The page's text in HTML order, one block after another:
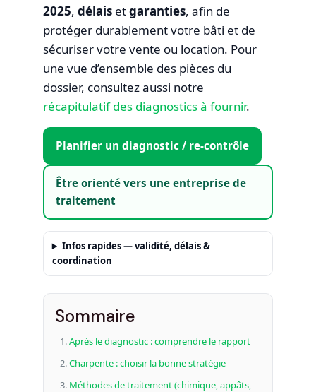
2025, délaisetgaranties, afin de
protéger durablement votre bâti et de
sécuriser votre vente ou location. Pour
une vue d’ensemble des pièces du
dossier, consultez aussi notre
récapitulatif des diagnostics à fournir.
Planifier un diagnostic / re‑contrôle
Être orienté vers une entreprise de
traitement
Infos rapides — validité, délais &
coordination
Sommaire
Après le diagnostic : comprendre le rapport
Charpente : choisir la bonne stratégie
Méthodes de traitement (chimique, appâts,